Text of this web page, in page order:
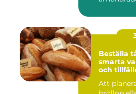
Beställa
smarta
och
Att